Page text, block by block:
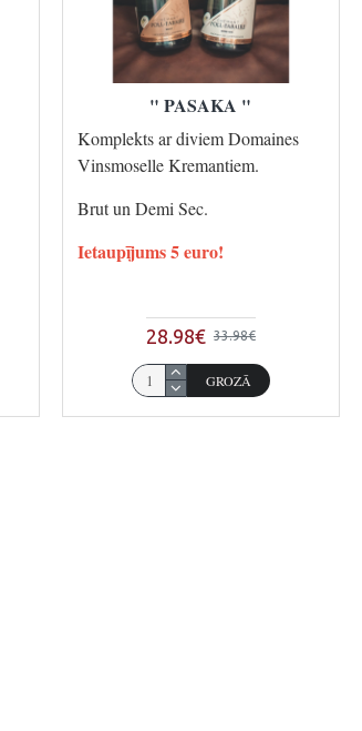
" PASAKA "
Komplekts ar diviem Domaines
Vinsmoselle Kremantiem.
Brut un Demi Sec.
Ietaupījums 5 euro!
28.98€ 33.98€
GROZĀ